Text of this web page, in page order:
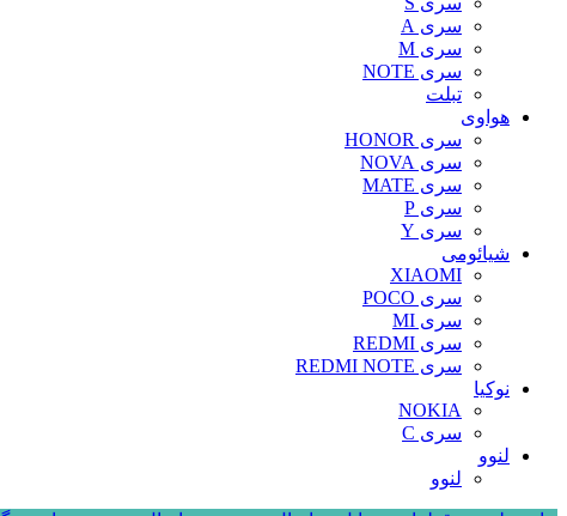
سری A
سری M
سری NOTE
تبلت
هواوی
سری HONOR
سری NOVA
سری MATE
سری P
سری Y
شیائومی
XIAOMI
سری POCO
سری MI
سری REDMI
سری REDMI NOTE
نوکیا
NOKIA
سری C
لنوو
لنوو